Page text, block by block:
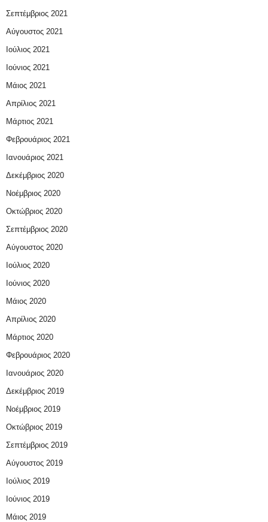
Σεπτέμβριος 2021
Αύγουστος 2021
Ιούλιος 2021
Ιούνιος 2021
Μάιος 2021
Απρίλιος 2021
Μάρτιος 2021
Φεβρουάριος 2021
Ιανουάριος 2021
Δεκέμβριος 2020
Νοέμβριος 2020
Οκτώβριος 2020
Σεπτέμβριος 2020
Αύγουστος 2020
Ιούλιος 2020
Ιούνιος 2020
Μάιος 2020
Απρίλιος 2020
Μάρτιος 2020
Φεβρουάριος 2020
Ιανουάριος 2020
Δεκέμβριος 2019
Νοέμβριος 2019
Οκτώβριος 2019
Σεπτέμβριος 2019
Αύγουστος 2019
Ιούλιος 2019
Ιούνιος 2019
Μάιος 2019